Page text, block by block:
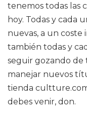
tenemos todas las
hoy. Todas y cada
nuevas, a un coste
también todas y
seguir gozando de
manejar nuevos
tienda
debes venir, don.